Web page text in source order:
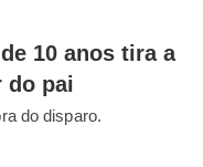
10 anos tira a
do pai
do disparo.